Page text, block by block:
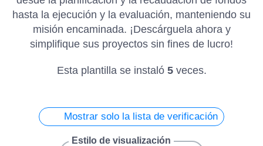
hasta la ejecución y la evaluación, manteniendo su
misión encaminada. ¡Descárguela ahora y
simplifique sus proyectos sin fines de lucro!
Esta plantilla se instaló 5veces.
Mostrar solo la lista de verificación
Estilo de visualización